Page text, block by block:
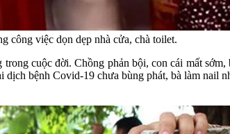
công việc dọn dẹp nhà cửa, chà toilet.
trong cuộc đời. Chồng phản bội, con cái mất
bệnh Covid-19 chưa bùng phát, bà làm nail